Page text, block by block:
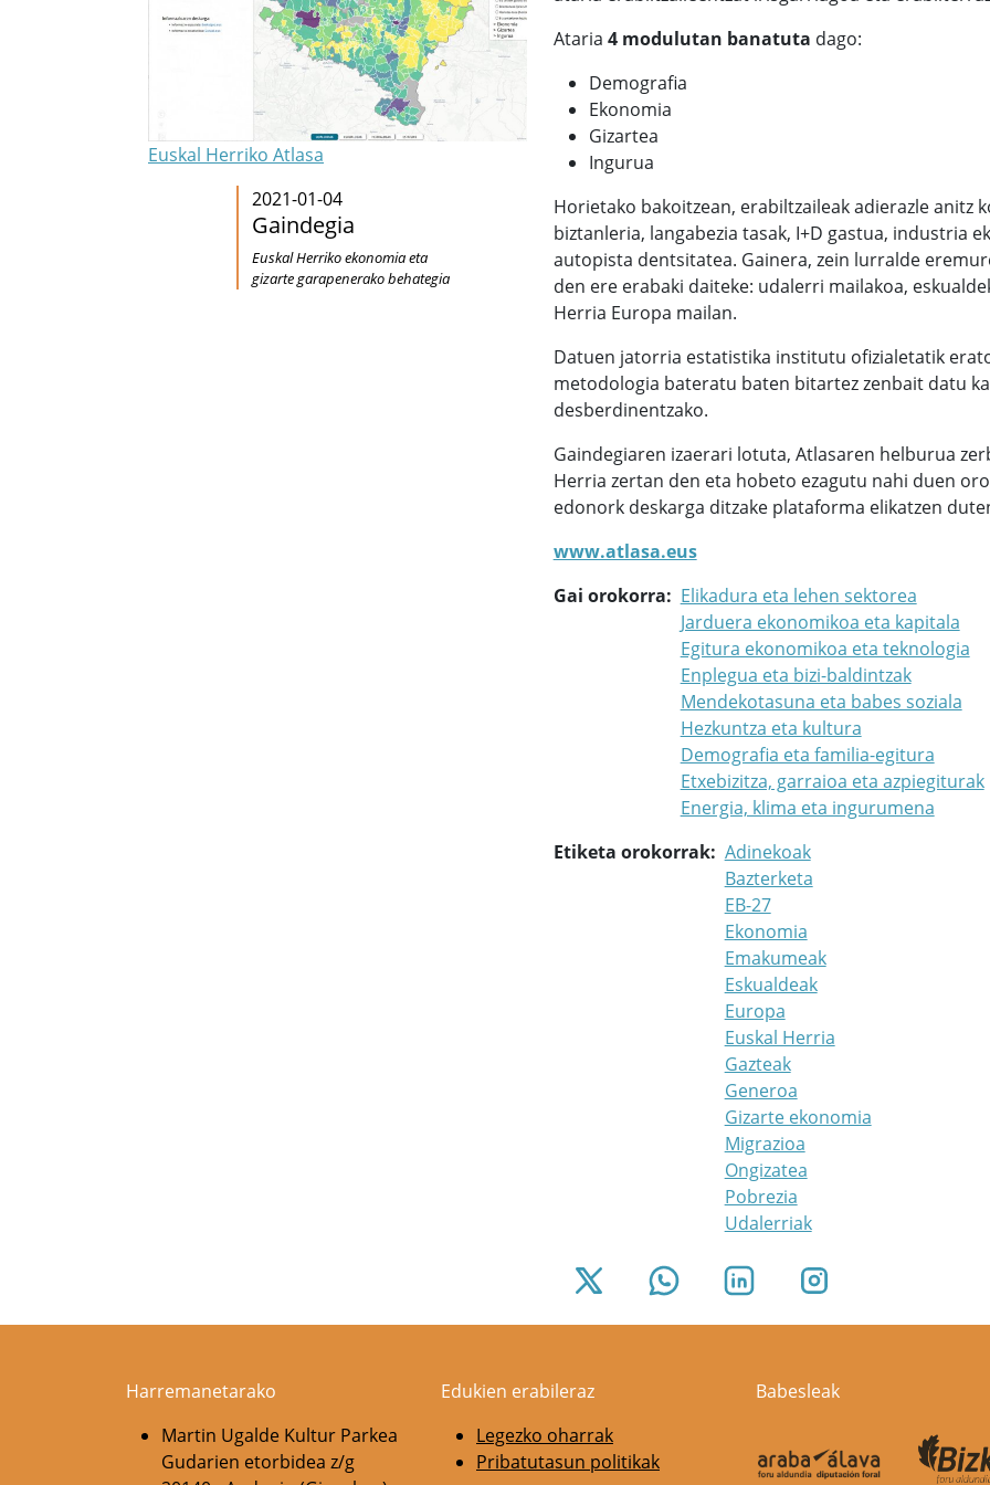
Euskal Herriko Atlasa
2021-01-04
Gaindegia
Euskal Herriko ekonomia eta
gizarte garapenerako behategia
Ataria 4 modulutan banatuta dago:
Demografia
Ekonomia
Gizartea
Ingurua
Horietako bakoitzean, erabiltzaileak adierazle anitz
biztanleria, langabezia tasak, I+D gastua, industria
autopista dentsitatea. Gainera, zein lurralde
den ere erabaki daiteke: udalerri mailakoa,
Herria Europa mailan.
Datuen jatorria estatistika institutu ofizialetatik
metodologia bateratu baten bitartez zenbait datu
desberdinentzako.
Gaindegiaren izaerari lotuta, Atlasaren helburua
Herria zertan den eta hobeto ezagutu nahi duen
edonork deskarga ditzake plataforma elikatzen
www.atlasa.eus
Gai orokorra
Elikadura eta lehen sektorea
Jarduera ekonomikoa eta kapitala
Egitura ekonomikoa eta teknologia
Enplegua eta bizi-baldintzak
Mendekotasuna eta babes soziala
Hezkuntza eta kultura
Demografia eta familia-egitura
Etxebizitza, garraioa eta azpiegiturak
Energia, klima eta ingurumena
Etiketa orokorrak
Adinekoak
Bazterketa
EB-27
Ekonomia
Emakumeak
Eskualdeak
Europa
Euskal Herria
Gazteak
Generoa
Gizarte ekonomia
Migrazioa
Ongizatea
Pobrezia
Udalerriak
Harremanetarako
Martin Ugalde Kultur Parkea
Gudarien etorbidea z/g
Edukien erabileraz
Legezko oharrak
Pribatutasun politikak
Babesleak